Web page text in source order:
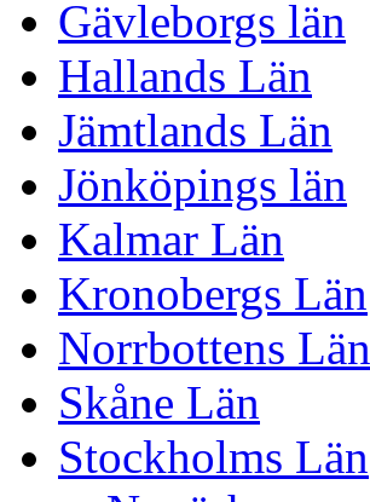
Gävleborgs län
Hallands Län
Jämtlands Län
Jönköpings län
Kalmar Län
Kronobergs Län
Norrbottens Län
Skåne Län
Stockholms Län